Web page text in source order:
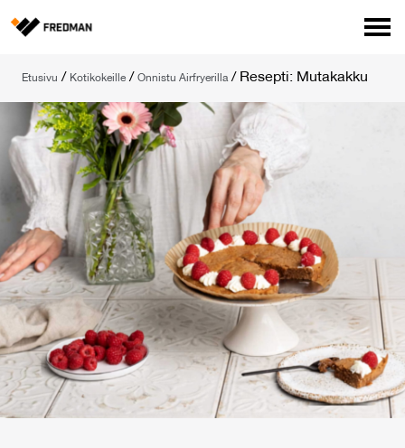
Tehtaanmyymälä
Verkkokauppa ammattilaisille
Hae
English Suomi
Etusivu / Kotikokeille / Onnistu Airfryerilla/ Resepti: Mutakakku